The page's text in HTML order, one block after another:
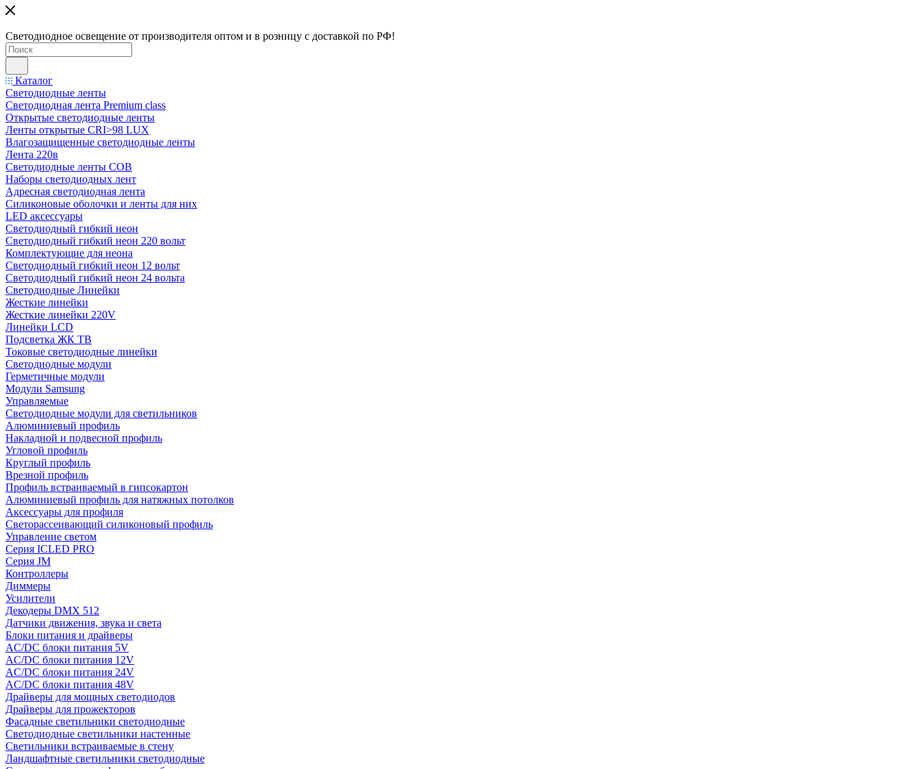
Светодиодное освещение от производителя оптом и в розницу с доставкой по РФ!
Каталог
Светодиодные ленты
Светодиодная лента Premium class
Открытые светодиодные ленты
Ленты открытые CRI>98 LUX
Влагозащищенные светодиодные ленты
Лента 220в
Светодиодные ленты COB
Наборы светодиодных лент
Адресная светодиодная лента
Силиконовые оболочки и ленты для них
LED аксессуары
Светодиодный гибкий неон
Светодиодный гибкий неон 220 вольт
Комплектующие для неона
Светодиодный гибкий неон 12 вольт
Светодиодный гибкий неон 24 вольта
Светодиодные Линейки
Жесткие линейки
Жесткие линейки 220V
Линейки LCD
Подсветка ЖК ТВ
Токовые светодиодные линейки
Светодиодные модули
Герметичные модули
Модули Samsung
Управляемые
Светодиодные модули для светильников
Алюминиевый профиль
Накладной и подвесной профиль
Угловой профиль
Круглый профиль
Врезной профиль
Профиль встраиваемый в гипсокартон
Алюминиевый профиль для натяжных потолков
Аксессуары для профиля
Светорассеивающий силиконовый профиль
Управление светом
Серия ICLED PRO
Серия JM
Контроллеры
Диммеры
Усилители
Декодеры DMX 512
Датчики движения, звука и света
Блоки питания и драйверы
AC/DC блоки питания 5V
AC/DC блоки питания 12V
AC/DC блоки питания 24V
AC/DC блоки питания 48V
Драйверы для мощных светодиодов
Драйверы для прожекторов
Фасадные светильники светодиодные
Светодиодные светильники настенные
Светильники встраиваемые в стену
Ландшафтные светильники светодиодные